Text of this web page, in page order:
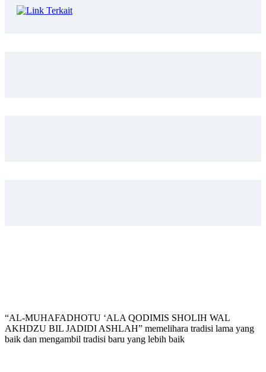
“AL-MUHAFADHOTU ‘ALA QODIMIS SHOLIH WAL
AKHDZU BIL JADIDI ASHLAH” memelihara tradisi lama yang
baik dan mengambil tradisi baru yang lebih baik